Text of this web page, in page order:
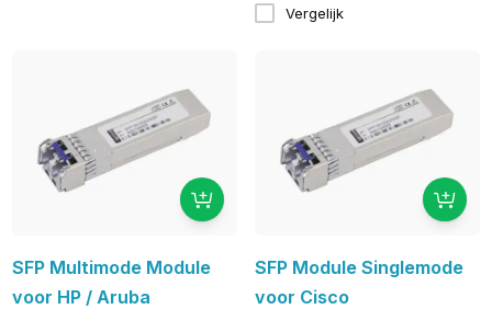
Vergelijk
SFP Multimode Module
voor HP / Aruba
SFP Module Singlemode
voor Cisco